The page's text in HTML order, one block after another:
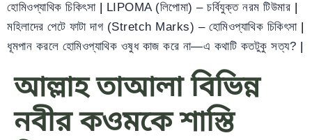
হোমিওপ্যাথিক চিকিৎসা | LIPOMA (লিপোমা) – চর্বিযুক্ত নরম টিউমার |
মহিলাদের পেটে ফাটা দাগ (Stretch Marks) – হোমিওপ্যাথিক চিকিৎসা |
ধূমপান করলে হোমিওপ্যাথিক ওষুধ কাজ করে না—এ কথাটি কতটুকু সত্য? |
আল্লাহ তাআলা বিভিন্ন
নবীর কওমকে শাস্তি